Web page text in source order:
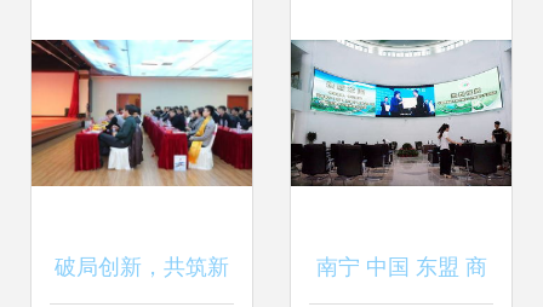
破局创新，共筑新 南宁 中国 东盟 商